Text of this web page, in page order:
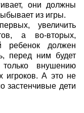
они должны
из игры.
увеличить
а во-вторых,
ребенок должен
перед ним будет
внушению
игроков. А это не
застенчивые дети